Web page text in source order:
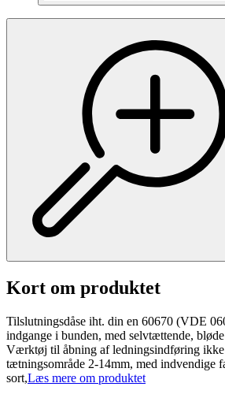
Kort om produktet
Tilslutningsdåse iht. din en 60670 (VDE
indgange i bunden, med selvtættende,
Værktøj til åbning af ledningsindføring
tætningsområde 2-14mm, med indvendige
sort,Læs mere om produktet